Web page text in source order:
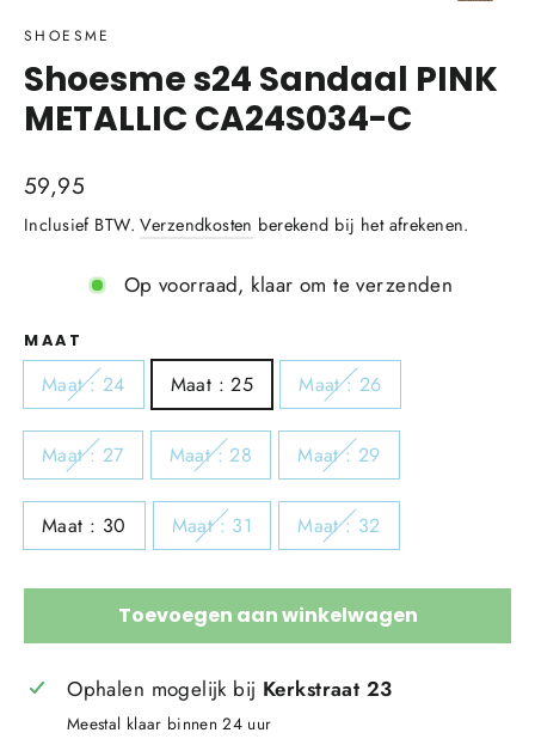
SHOESME
Shoesme s24 Sandaal PINK
METALLIC CA24S034-C
Normale
prijs
59,95
Inclusief BTW.Verzendkosten berekend bij het afrekenen.
Op voorraad, klaar om te verzenden
MAAT
Maat : 24 Maat : 25 Maat : 26
Maat : 27 Maat : 28 Maat : 29
Maat : 30 Maat : 31 Maat : 32
Toevoegen aan winkelwagen
Ophalen mogelijk bij Kerkstraat 23
Meestal klaar binnen 24 uur